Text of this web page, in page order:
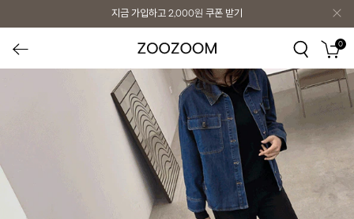
지금 가입하고 2,000원 쿠폰 받기
0